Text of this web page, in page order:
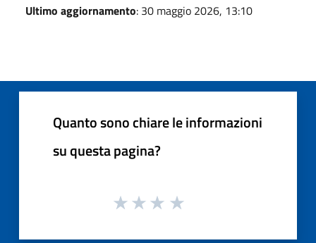
Ultimo aggiornamento: 30 maggio 2026, 13:10
Quanto sono chiare le informazioni
su questa pagina?